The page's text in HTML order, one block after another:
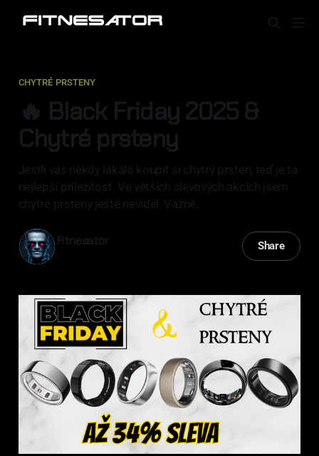
CHYTRÉ PRSTENY
🔥 Black Friday 2025 &
Chytré prsteny
Jestli vás někdy lákalo koupit si chytrý prsten, teď je ta
nejlepší příležitost. Ve větších slevových akcích jsem
chytré prsteny ještě neviděl. Vážně.
Fitnesator Share